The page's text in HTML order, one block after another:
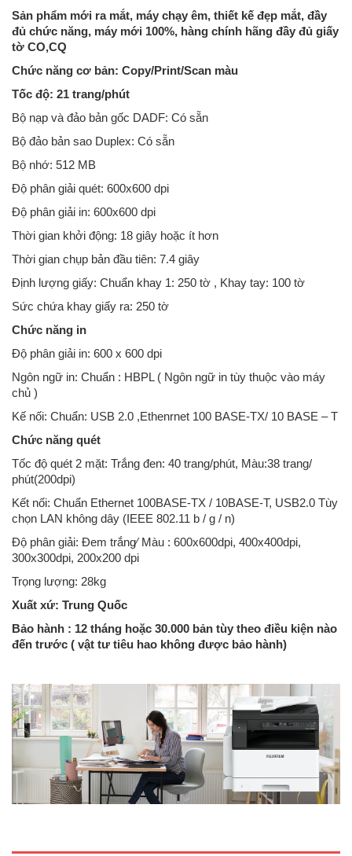
Sản phẩm mới ra mắt, máy chạy êm, thiết kế đẹp mắt, đầy
đủ chức năng, máy mới 100%, hàng chính hãng đầy đủ giấy
tờ CO,CQ
Chức năng cơ bản: Copy/Print/Scan màu
Tốc độ: 21 trang/phút
Bộ nạp và đảo bản gốc DADF: Có sẵn
Bộ đảo bản sao Duplex: Có sẵn
Bộ nhớ: 512 MB
Độ phân giải quét: 600x600 dpi
Độ phân giải in: 600x600 dpi
Thời gian khởi động: 18 giây hoặc ít hơn
Thời gian chụp bản đầu tiên: 7.4 giây
Định lượng giấy: Chuẩn khay 1: 250 tờ , Khay tay: 100 tờ
Sức chứa khay giấy ra: 250 tờ
Chức năng in
Độ phân giải in: 600 x 600 dpi
Ngôn ngữ in: Chuẩn : HBPL ( Ngôn ngữ in tùy thuộc vào máy
chủ )
Kế nối: Chuẩn: USB 2.0 ,Ethenrnet 100 BASE-TX/ 10 BASE – T
Chức năng quét
Tốc độ quét 2 mặt: Trắng đen: 40 trang/phút, Màu:38 trang/
phút(200dpi)
Kết nối: Chuẩn Ethernet 100BASE-TX / 10BASE-T, USB2.0 Tùy
chọn LAN không dây (IEEE 802.11 b / g / n)
Độ phân giải: Đem trắng∕ Màu : 600x600dpi, 400x400dpi,
300x300dpi, 200x200 dpi
Trọng lượng: 28kg
Xuất xứ: Trung Quốc
Bảo hành : 12 tháng hoặc 30.000 bản tùy theo điều kiện nào
đến trước ( vật tư tiêu hao không được bảo hành)
Máy photocopy Fuji Xerox DocuCentre S2110+ DADF + Duplex
(Copy/in mạng/ Scan USB/ADF/Duplex)Loại máy: Máy photocopy